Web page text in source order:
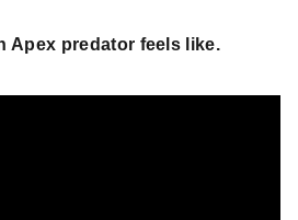
Apex predator feels like.